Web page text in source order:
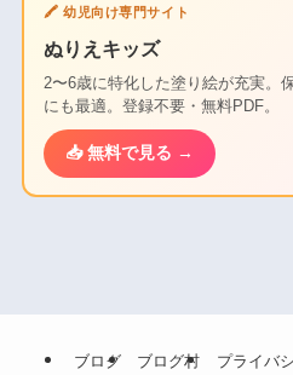
🖍️ 幼児向け専門サイト
ぬりえキッズ
2〜6歳に特化した塗り絵が充実。
にも最適。登録不要・無料PDF。
📥 無料で見る →
ブログ ブログ村 プライバ